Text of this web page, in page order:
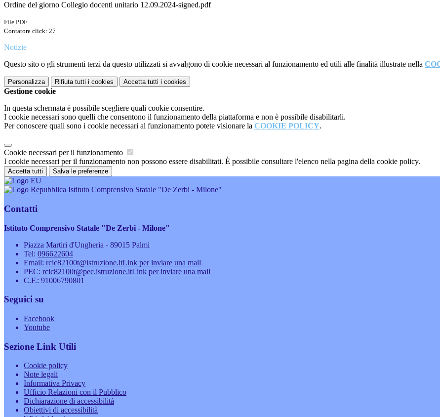
Ordine del giorno Collegio docenti unitario 12.09.2024-signed.pdf
File PDF
Contatore click: 27
Notizie
Questo sito o gli strumenti terzi da questo utilizzati si avvalgono di cookie necessari al funzionamento ed utili alle finalità illustrate nella
Personalizza Rifiuta tutti i cookies Accetta tutti i cookies
Gestione cookie
In questa schermata è possibile scegliere quali cookie consentire.
I cookie necessari sono quelli che consentono il funzionamento della piattaforma e non è possibile disabilitarli.
Per conoscere quali sono i cookie necessari al funzionamento potete visionare la COOKIE POLICY.
Cookie necessari per il funzionamento
I cookie necessari per il funzionamento non possono essere disabilitati. È possibile consultare l'elenco nella pagina della cookie policy.
Accetta tutti Salva le preferenze
Istituto Comprensivo Statale "De Zerbi - Milone"
Contatti
Istituto Comprensivo Statale "De Zerbi - Milone"
Piazza Martiri d'Ungheria - 89015 Palmi
Tel: 096622604
Email: rcic82100t@istruzione.itLink per inviare una mail
PEC: rcic82100t@pec.istruzione.itLink per inviare una mail
C.F.: 91006790801
Seguici su
Facebook
Youtube
Sezione Link Utili
Cookie policy
Note legali
Informativa Privacy
Ufficio Relazioni con il Pubblico
Dichiarazione di accessibilità
Obiettivi di accessibilità